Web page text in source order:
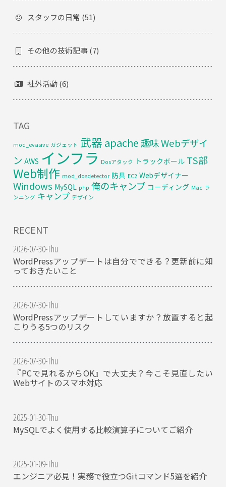
スタッフの日常 (51)
その他の技術記事 (7)
社外活動 (6)
TAG
mod_evasive ガジェット 武器 apache 趣味Webデザイ
ン AWS インフラ Dosアタック トラックボール TS部
Web制作 mod_dosdetector 防具 EC2 Webデザイナー
Windows MySQL php 俺のキャンプ コーディング Mac ラ
ンニング キャンプ デザイン
RECENT
2026-07-30-Thu
WordPressアップデートは自分でできる？更新前に知
っておきたいこと
2026-07-30-Thu
WordPressアップデートしていますか？放置すると起
こりうる5つのリスク
2026-07-30-Thu
『PCで見れるからOK』で大丈夫？今こそ見直したい
Webサイトのスマホ対応
2025-01-30-Thu
MySQLでよく使用する比較演算子についてご紹介
2025-01-09-Thu
エンジニア必見！実務で役立つGitコマンド5選を紹介